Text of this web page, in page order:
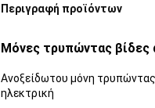
Περιγραφή προϊόντων
Μόνες τρυπώντας βίδες
Ανοξείδωτου μόνη
ηλεκτρική